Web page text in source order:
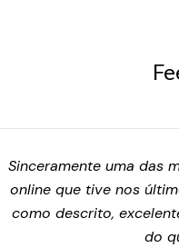
Sinceramente uma das
online que tive nos
como descrito,
do